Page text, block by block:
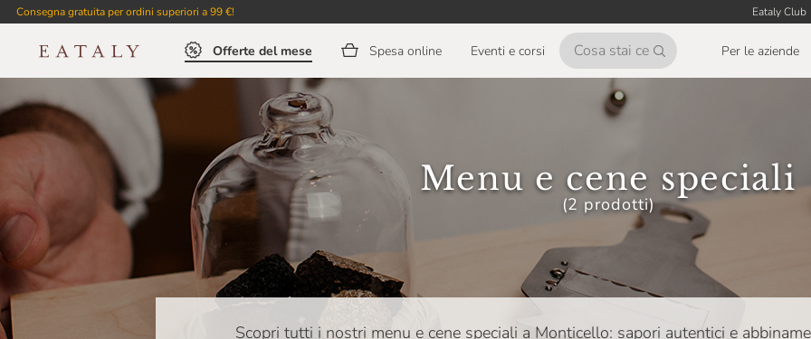
Consegna gratuita per ordini superiori a 99 €! Eataly Club
Offerte del mese Spesa online Eventi e corsi Per le aziende
Menu e cene speciali
(2 prodotti)
Scopri tutti i nostri menu e cene speciali a Monticello: sapori autentici e